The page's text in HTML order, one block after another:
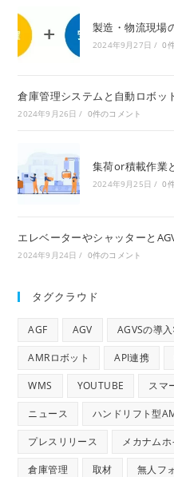
製造・物流現場
2024年9月27日 / 0
倉庫管理システムと自動ロボッ
2024年9月26日 / 0件のコメント
集荷or積載作業
2024年9月25日 / 0
エレベーターやシャッターと
2024年9月24日 / 0件のコメント
タグクラウド
AGF AGV AGVSの導
AMRロボット API連携
WMS YOUTUBE スマ
ニュース ハンドリフト型
プレスリリース メカナム
倉庫管理 取材 無人フ